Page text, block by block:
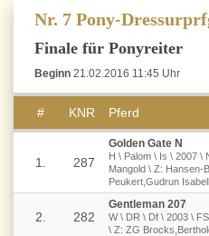
Nr. 7 Pony-
Finale für Ponyreiter
Beginn 21.02.2016 11:45 Uhr
# KNR Pferd
1. 287
Golden Gate N
H \ Palom \ Is \ 2007 \
Mangold \ Z: Hansen-
Peukert,Gudrun Isabell
2. 282
Gentleman 207
W \ DR \ Df \ 2003 \
\ Z: ZG